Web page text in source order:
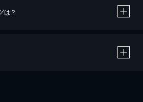
ジットカード決済による作品の購入 / レンタルです。
は？